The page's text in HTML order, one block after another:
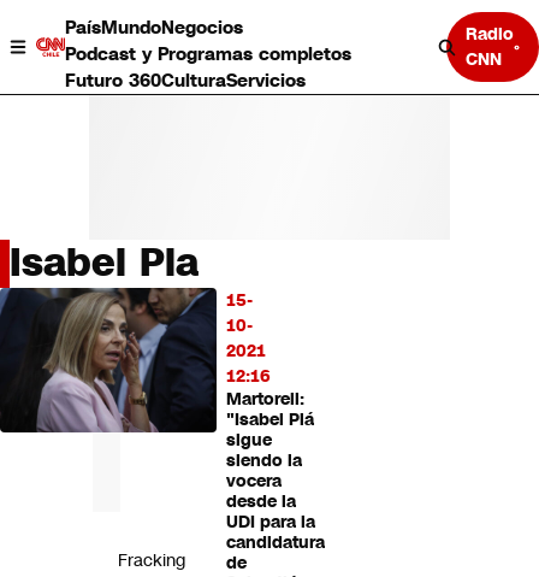
PaísMundoNegocios
Podcast y Programas completos
Futuro 360CulturaServicios
Radio
CNN
País
Mundo
Negocios
Deportes
Programas completos
Cultura
Isabel Pla
15-
10-
2021
12:16
Martorell:
"Isabel Plá
sigue
siendo la
vocera
desde la
UDI para la
candidatura
de
LO
MÁS
LEÍDO
Fracking